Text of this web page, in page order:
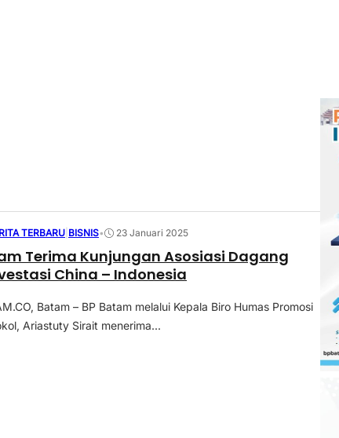
TERBARU BISNIS• 23 Januari 2025
Terima Kunjungan Asosiasi Dagang
China – Indonesia
Batam – BP Batam melalui Kepala Biro Humas Promosi
Ariastuty Sirait menerima...